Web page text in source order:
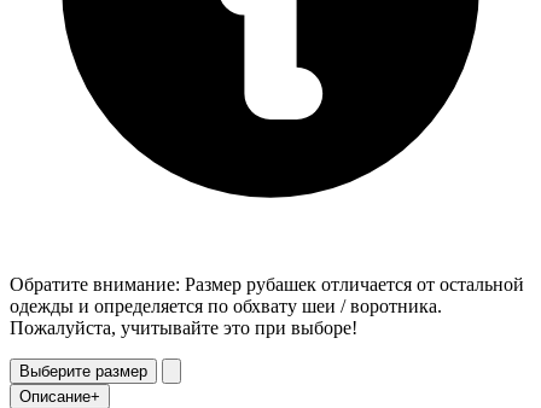
Обратите внимание: Размер рубашек отличается от остальной
одежды и определяется по обхвату шеи / воротника.
Пожалуйста, учитывайте это при выборе!
Выберите размер
Описание+